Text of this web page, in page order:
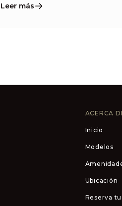
Leer más
ACERCA
Inicio
Modelos
Ubicación
Reserva